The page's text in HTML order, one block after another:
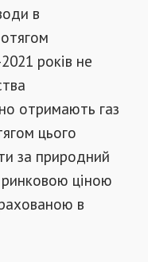
в
років не
отримають газ
цього
за природний
ринковою ціною
в